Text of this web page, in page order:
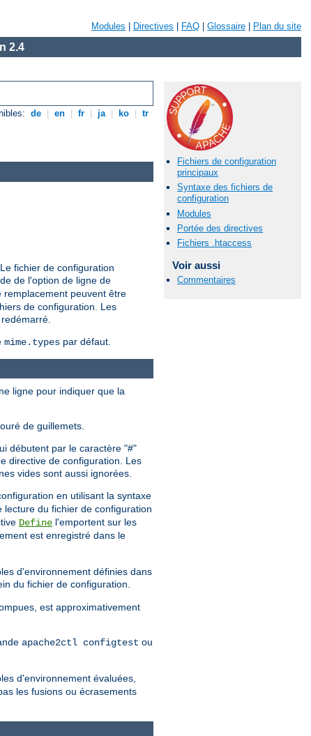
Modules Directives FAQ Glossaire Plan du site
2.4
de en fr ja ko tr
Fichiers de configuration
principaux
Syntaxe des fichiers de
configuration
Modules
Portée des directives
Fichiers .htaccess
Voir aussi
Commentaires
fichier de configuration
de l'option de ligne de
remplacement peuvent être
de configuration. Les
mime.types par défaut.
ligne pour indiquer que la
de guillemets.
débutent par le caractère "#"
directive de configuration. Les
vides sont aussi ignorées.
en utilisant la syntaxe
lecture du fichier de configuration
Define l'emportent sur les
est enregistré dans le
d'environnement définies dans
du fichier de configuration.
est approximativement
apache2ctl configtest ou
d'environnement évaluées,
les fusions ou écrasements